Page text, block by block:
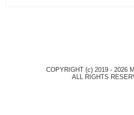
COPYRIGHT (c) 2019 - 2026
ALL RIGHTS